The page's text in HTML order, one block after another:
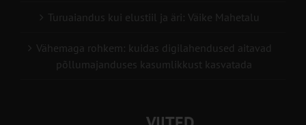
Turuaiandus kui elustiil ja äri: Väike Mahetalu
Vähemaga rohkem: kuidas digilahendused aitavad
põllumajanduses kasumlikkust kasvatada